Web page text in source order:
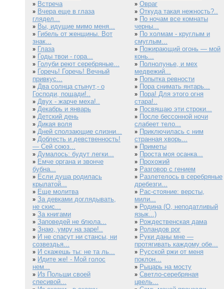
» Встреча
» Вчера еще в глаза
глядел...
» Вы, идущие мимо меня...
» Гибель от женщины. Вот
знак...
» Глаза
» Годы твои - гора...
» Голуби реют серебряные...
» Горечь! Горечь! Вечный
привкус...
» Два солнца стынут,- о
Господи, пощади!..
» Двух - жарче меха!..
» Декабрь и январь
» Детский день
» Дикая воля
» Дней сползающие слизни...
» Доблесть и девственность!
— Сей союз...
» Думалось: будут легки...
» Емче органа и звонче
бубна...
» Если душа родилась
крылатой...
» Еще молитва
» За девками доглядывать,
не скис...
» За книгами
» Заповедей не блюла...
» Знаю, умру на заре!..
» И не спасут ни стансы, ни
созвездья...
» И скажешь ты: не та ль...
» Идите же! - Мой голос
нем...
» Из Польши своей
спесивой...
» Овраг
» Откуда такая нежность?..
» По ночам все комнаты
черны...
» По холмам - круглым и
смуглым...
» Пожирающий огонь — мой
конь...
» Полнолунье, и мех
медвежий...
» Попытка ревности
» Пора снимать янтарь...
» Пора! Для этого огня
стара!..
» Посвящаю эти строки...
» После бессонной ночи
слабеет тело...
» Приключилась с ним
странная хворь...
» Приметы
» Проста моя осанка...
» Прохожий
» Разговор с гением
» Разлетелось в серебряные
дребезги...
» Рас-стояние: версты,
мили...
» Родина (О, неподатливый
язык...)
» Рождественская дама
» Роландов рог
» Руки даны мне —
протягивать каждому обе...
» Русской ржи от меня
поклон...
» Рыцарь на мосту
» Светло-серебряная
цвель...